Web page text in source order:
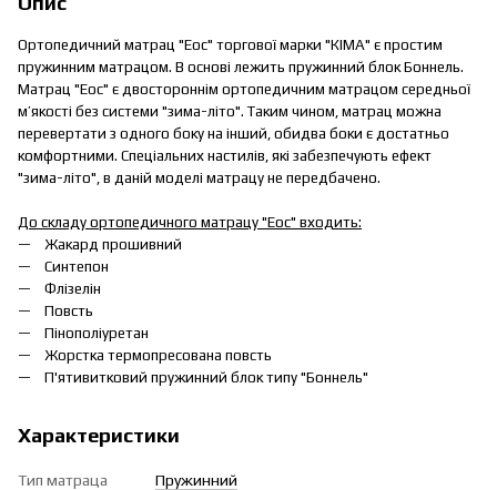
Ортопедичний матрац "Еос" торгової марки "КІМА" є простим
пружинним матрацом. В основі лежить пружинний блок Боннель.
Матрац "Еос" є двостороннім ортопедичним матрацом середньої
м’якості без системи "зима-літо". Таким чином, матрац можна
перевертати з одного боку на інший, обидва боки є достатньо
комфортними. Спеціальних настилів, які забезпечують ефект
"зима-літо", в даній моделі матрацу не передбачено.
До складу ортопедичного матрацу "Еос" входить:
Жакард прошивний
Синтепон
Флізелін
Повсть
Пінополіуретан
Жорстка термопресована повсть
П'ятивитковий пружинний блок типу "Боннель"
Характеристики
Тип матраца Пружинний